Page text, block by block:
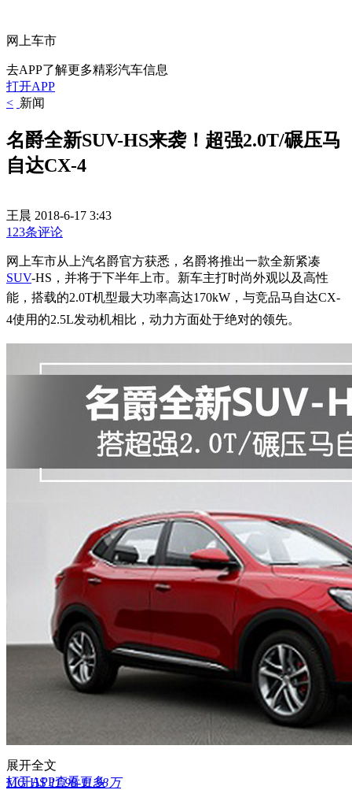
网上车市
去APP了解更多精彩汽车信息
打开APP
< 新闻
名爵全新SUV-HS来袭！超强2.0T/碾压马
自达CX-4
王晨 2018-6-17 3:43
123条评论
网上车市从上汽名爵官方获悉，名爵将推出一款全新紧凑
SUV-HS，并将于下半年上市。新车主打时尚外观以及高性
能， 搭载的2.0T机型最大功率高达170kW， 与竞品马自达CX-
4使用的2.5L发动机相比，动力方面处于绝对的领先。
MG HS 11.98-11.98万
展开全文
打开APP查看更多